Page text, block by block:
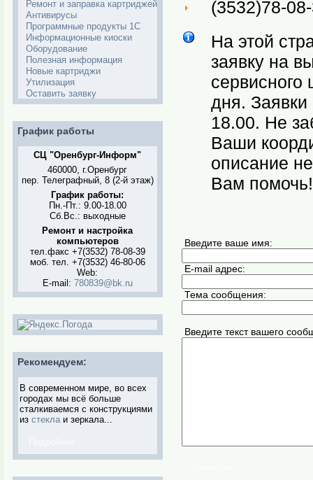
Ремонт и заправка картриджей
Антивирусы
Программные продукты 1С
Информационные киоски
Оборудование
Полезная информация
Новые картриджи
Утилизация
Оставить заявку
График работы
СЦ "Оренбург-Информ"
460000, г.Оренбург
пер. Телеграфный, 8 (2-й этаж)
График работы:
Пн.-Пт.: 9.00-18.00
Сб.Вс.: выходные
Ремонт и настройка
компьютеров
тел.факс +7(3532) 78-08-39
моб. тел. +7(3532) 46-80-06
Web:
E-mail: 780839@bk.ru
Рекомендуем:
В современном мире, во всех
городах мы всё больше
сталкиваемся с конструкциями
из стекла и зеркала...
(3532)78-
На этой
заявку на
сервисного
дня.
18.00. Не
Ваши
описание
Вам помочь!
Введите ваше имя:
E-mail адрес:
Тема сообщения:
Введите текст вашего